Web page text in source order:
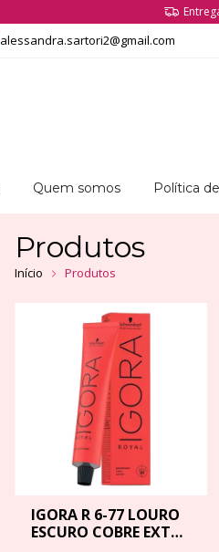
Compre
alessandra.sartori2@gmail.com
Quem somos Política
Produtos
Início Produtos
IGORA R 6-77 LOURO
ESCURO COBRE EXTRA